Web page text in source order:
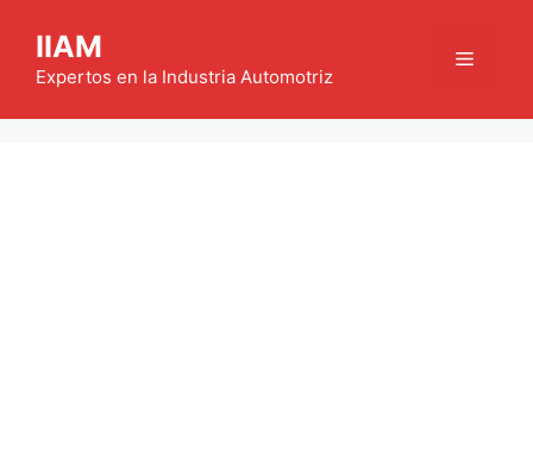
contenido
IIAM
Expertos en la Industria Automotriz
Menú